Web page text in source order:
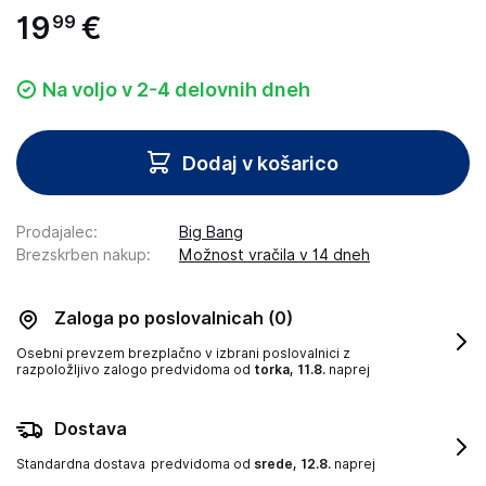
19 99 €
Na voljo v 2-4 delovnih dneh
Dodaj v košarico
Prodajalec:
Big Bang
Brezskrben nakup: Možnost vračila v 14 dneh
Zaloga po poslovalnicah (0)
Osebni prevzem brezplačno v izbrani poslovalnici z
razpoložljivo zalogo predvidoma od torka, 11.8. naprej
Dostava
Standardna dostava predvidoma od srede, 12.8. naprej